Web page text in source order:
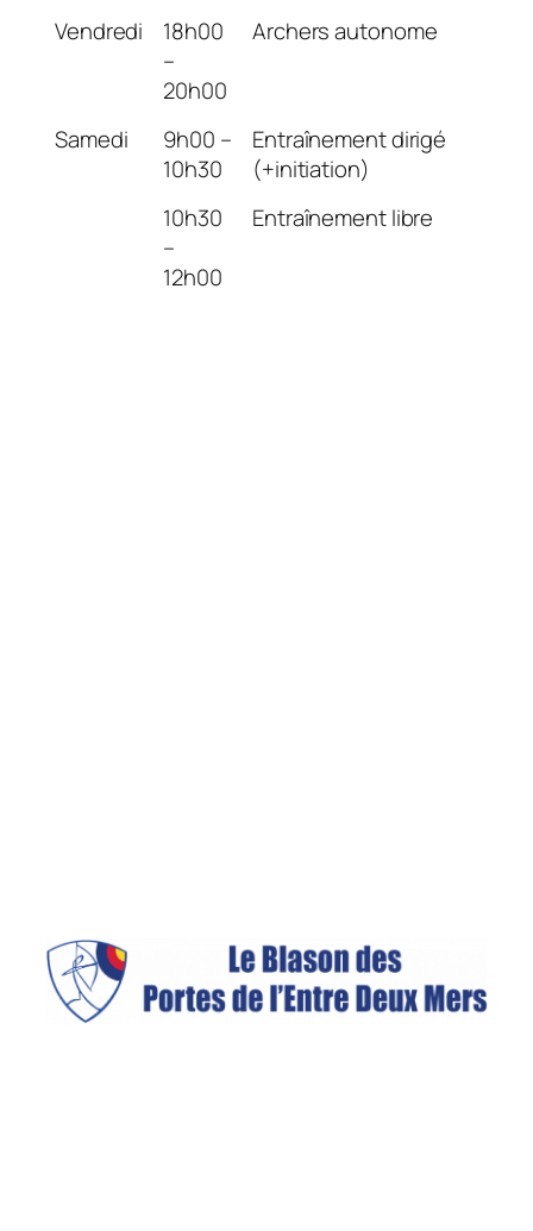
Vendredi
18h00
–
20h00
Archers autonome
Samedi
9h00 –
10h30
Entraînement dirigé
(+initiation)
10h30
–
12h00
Entraînement libre